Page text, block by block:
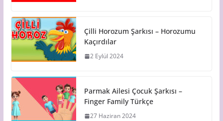
Çilli Horozum Şarkısı – Horozumu
Kaçırdılar
2 Eylül 2024
Parmak Ailesi Çocuk Şarkısı –
Finger Family Türkçe
27 Haziran 2024